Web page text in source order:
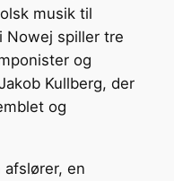
musik til
Nowej spiller tre
og
Kullberg, der
og
en